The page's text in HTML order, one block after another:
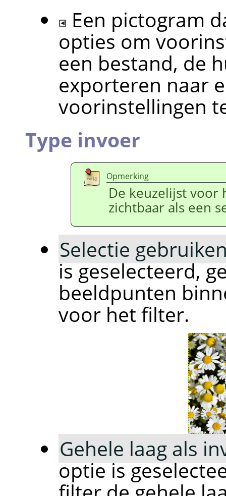
Een pictogram
opties om
een bestand, de
exporteren naar
voorinstellingen
Type invoer
Opmerking
De keuzelijst voor
zichtbaar als een
Selectie
is geselecteerd,
beeldpunten
voor het filter.
Gehele laag als
optie is